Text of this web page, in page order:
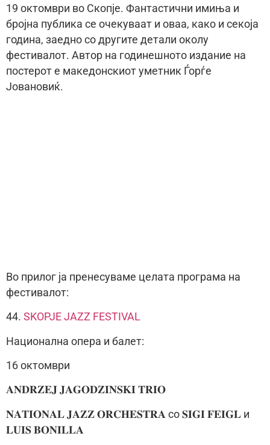
19 октомври во Скопје. Фантастични имиња и
бројна публика се очекуваат и оваа, како и секоја
година, заедно со другите детали околу
фестивалот. Автор на годинешното издание на
постерот е македонскиот уметник Ѓорѓе
Јовановиќ.
Во прилог ја пренесуваме целата програма на
фестивалот:
44. SKOPJE JAZZ FESTIVAL
Национална опера и балет:
16 октомври
𝐀𝐍𝐃𝐑𝐙𝐄𝐉 𝐉𝐀𝐆𝐎𝐃𝐙𝐈𝐍𝐒𝐊𝐈 𝐓𝐑𝐈𝐎
𝐍𝐀𝐓𝐈𝐎𝐍𝐀𝐋 𝐉𝐀𝐙𝐙 𝐎𝐑𝐂𝐇𝐄𝐒𝐓𝐑𝐀 со 𝐒𝐈𝐆𝐈 𝐅𝐄𝐈𝐆𝐋 и
𝐋𝐔𝐈𝐒 𝐁𝐎𝐍𝐈𝐋𝐋𝐀